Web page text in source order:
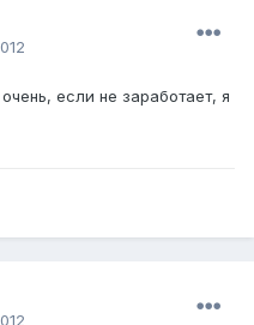
если не заработает, я